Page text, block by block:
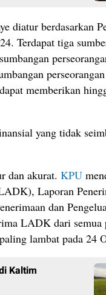
diatur berdasarkan
Terdapat tiga
memberikan
yang tidak
dan akurat. KPU
Laporan
dan
LADK dari semua
lambat pada 24
Kaltim